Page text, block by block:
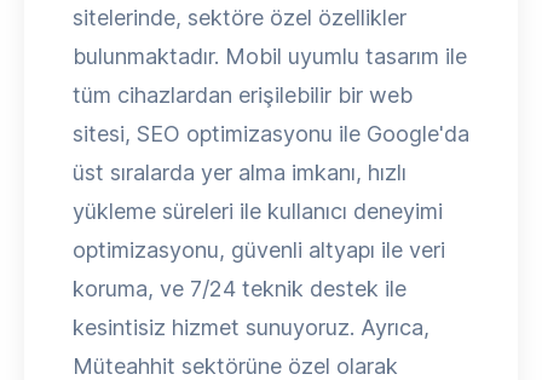
sitelerinde, sektöre özel özellikler
bulunmaktadır. Mobil uyumlu tasarım ile
tüm cihazlardan erişilebilir bir web
sitesi, SEO optimizasyonu ile Google'da
üst sıralarda yer alma imkanı, hızlı
yükleme süreleri ile kullanıcı deneyimi
optimizasyonu, güvenli altyapı ile veri
koruma, ve 7/24 teknik destek ile
kesintisiz hizmet sunuyoruz. Ayrıca,
Müteahhit sektörüne özel olarak